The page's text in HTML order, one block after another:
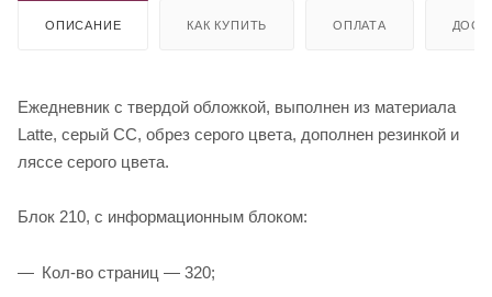
ОПИСАНИЕ КАК КУПИТЬ ОПЛАТА
Ежедневник с твердой обложкой, выполнен из материала
Latte, серый СС, обрез серого цвета, дополнен резинкой и
ляссе серого цвета.
Блок 210, с информационным блоком:
Кол-во страниц — 320;